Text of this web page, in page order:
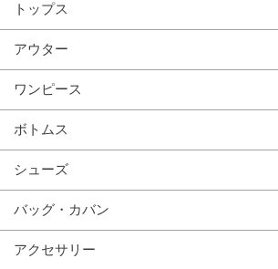
トップス
アウター
ワンピース
ボトムス
シューズ
バッグ・カバン
アクセサリー